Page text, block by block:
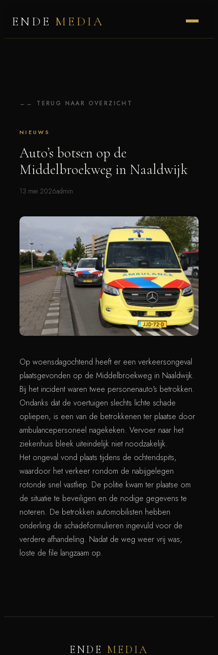
ENDE MEDIA
← TERUG NAAR OVERZICHT
NIEUWS
Auto’s botsen op de
Middelbroekweg in Naaldwijk
13 mei 2026admin
Op woensdagochtend heeft er een verkeersongeval
plaatsgevonden op de Middelbroekweg in Naaldwijk.
Bij het incident waren twee personenauto's betrokken.
Ondanks dat de voertuigen slechts lichte schade
opliepen, is een van de betrokkenen ter plaatse door
ambulancepersoneel nagekeken. Vervoer naar het
ziekenhuis bleek uiteindelijk niet noodzakelijk.
Het ongeval vond plaats tijdens de ochtendspits,
waardoor het verkeer rondom de nabijgelegen
rotonde snel vastliep. De politie kwam ter plaatse om
de situatie te beveiligen en de nodige gegevens te
noteren. De betrokken automobilisten hebben
onderling de schadeformulieren ingevuld voor de
verdere afhandeling. Nadat de weg weer vrij was,
loste de file langzaam op.
ENDE MEDIA